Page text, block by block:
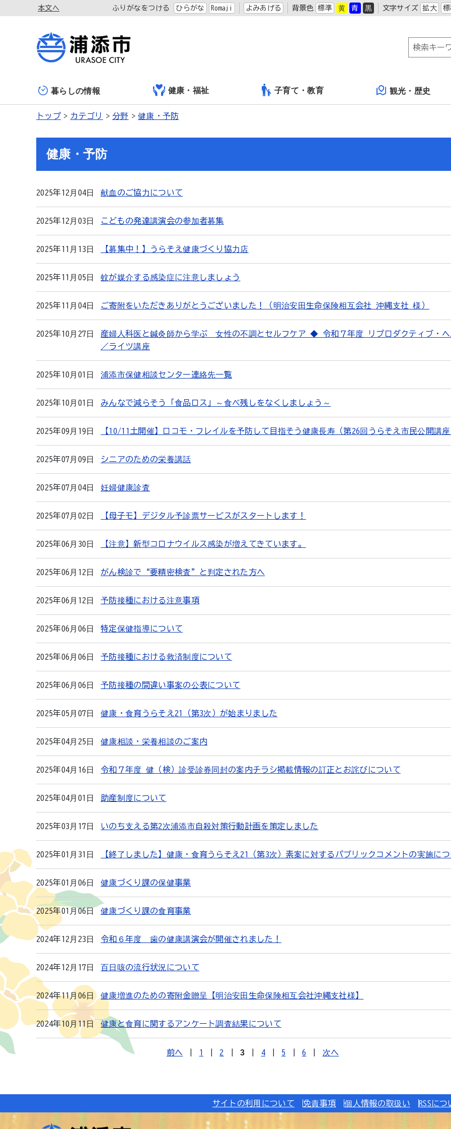
本文へ ふりがなをつける ひらがな Romaji よみあげる 背景色 標準 黄 青 黒 文字サイズ 拡大
暮らしの情報 健康・福祉 子育て・教育 観光・歴史
トップ カテゴリ 分野 健康・予防
健康・予防
2025年12月04日 献血のご協力について
2025年12月03日 こどもの発達講演会の参加者募集
2025年11月13日 【募集中！】うらそえ健康づくり協力店
2025年11月05日 蚊が媒介する感染症に注意しましょう
2025年11月04日 ご寄附をいただきありがとうございました！（明治安田生命保険相互会社 沖縄支社 様）
2025年10月27日
産婦人科医と鍼灸師から学ぶ 女性の不調とセルフケア ◆ 令和７年度 リプロダクティブ・ヘ
／ライツ講座
2025年10月01日 浦添市保健相談センター連絡先一覧
2025年10月01日 みんなで減らそう「食品ロス」～食べ残しをなくしましょう～
2025年09月19日 【10/11土開催】ロコモ・フレイルを予防して目指そう健康長寿（第26回うらそえ市民公開講
2025年07月09日 シニアのための栄養講話
2025年07月04日 妊婦健康診査
2025年07月02日 【母子モ】デジタル予診票サービスがスタートします！
2025年06月30日 【注意】新型コロナウイルス感染が増えてきています。
2025年06月12日 がん検診で“要精密検査”と判定された方へ
2025年06月12日 予防接種における注意事項
2025年06月06日 特定保健指導について
2025年06月06日 予防接種における救済制度について
2025年06月06日 予防接種の間違い事案の公表について
2025年05月07日 健康・食育うらそえ21（第3次）が始まりました
2025年04月25日 健康相談・栄養相談のご案内
2025年04月16日 令和７年度 健（検）診受診券同封の案内チラシ掲載情報の訂正とお詫びについて
2025年04月01日 助産制度について
2025年03月17日 いのち支える第2次浦添市自殺対策行動計画を策定しました
2025年01月31日 【終了しました】健康・食育うらそえ21（第3次）素案に対するパブリックコメントの実施に
2025年01月06日 健康づくり課の保健事業
2025年01月06日 健康づくり課の食育事業
2024年12月23日 令和６年度 歯の健康講演会が開催されました！
2024年12月17日 百日咳の流行状況について
2024年11月06日 健康増進のための寄附金贈呈【明治安田生命保険相互会社沖縄支社様】
2024年10月11日 健康と食育に関するアンケート調査結果について
前へ 1 2 3 4 5 6 次へ
サイトの利用について 免責事項 個人情報の取扱い RSSにつ